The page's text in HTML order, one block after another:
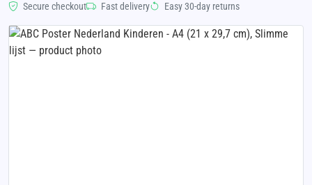
Secure checkout Fast delivery Easy 30-day returns